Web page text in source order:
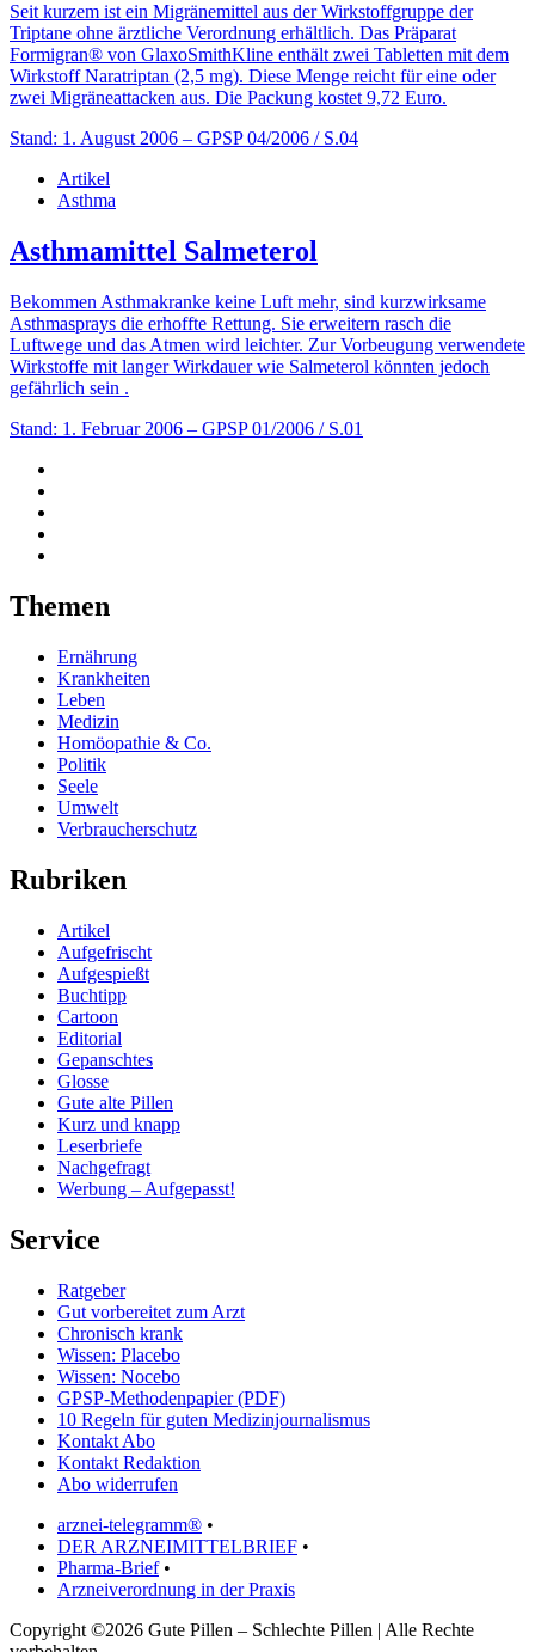
Seit kurzem ist ein Migränemittel aus der Wirkstoffgruppe der
Triptane ohne ärztliche Verordnung erhältlich. Das Präparat
Formigran® von GlaxoSmithKline enthält zwei Tabletten mit dem
Wirkstoff Naratriptan (2,5 mg). Diese Menge reicht für eine oder
zwei Migräneattacken aus. Die Packung kostet 9,72 Euro.
Stand: 1. August 2006 – GPSP 04/2006 / S.04
Artikel
Asthma
Asthmamittel Salmeterol
Bekommen Asthmakranke keine Luft mehr, sind kurzwirksame
Asthmasprays die erhoffte Rettung. Sie erweitern rasch die
Luftwege und das Atmen wird leichter. Zur Vorbeugung verwendete
Wirkstoffe mit langer Wirkdauer wie Salmeterol könnten jedoch
gefährlich sein .
Stand: 1. Februar 2006 – GPSP 01/2006 / S.01
Themen
Ernährung
Krankheiten
Leben
Medizin
Homöopathie & Co.
Politik
Seele
Umwelt
Verbraucherschutz
Rubriken
Artikel
Aufgefrischt
Aufgespießt
Buchtipp
Cartoon
Editorial
Gepanschtes
Glosse
Gute alte Pillen
Kurz und knapp
Leserbriefe
Nachgefragt
Werbung – Aufgepasst!
Service
Ratgeber
Gut vorbereitet zum Arzt
Chronisch krank
Wissen: Placebo
Wissen: Nocebo
GPSP-Methodenpapier (PDF)
10 Regeln für guten Medizinjournalismus
Kontakt Abo
Kontakt Redaktion
Abo widerrufen
arznei-telegramm® •
DER ARZNEIMITTELBRIEF •
Pharma-Brief•
Arzneiverordnung in der Praxis
Copyright ©2026 Gute Pillen – Schlechte Pillen | Alle Rechte